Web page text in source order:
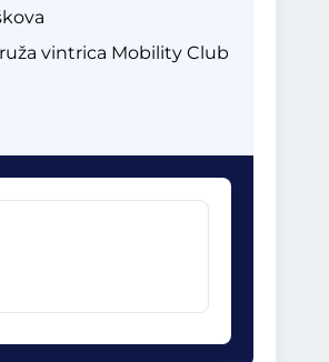
vintrica Mobility Club